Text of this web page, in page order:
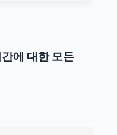
에 대한 모든